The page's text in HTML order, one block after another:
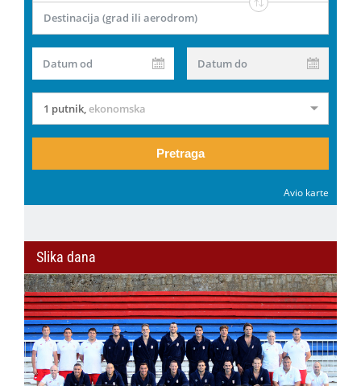
Destinacija (grad ili aerodrom)
Datum od Datum do
1 putnik,ekonomska
Pretraga
Avio karte
Slika dana